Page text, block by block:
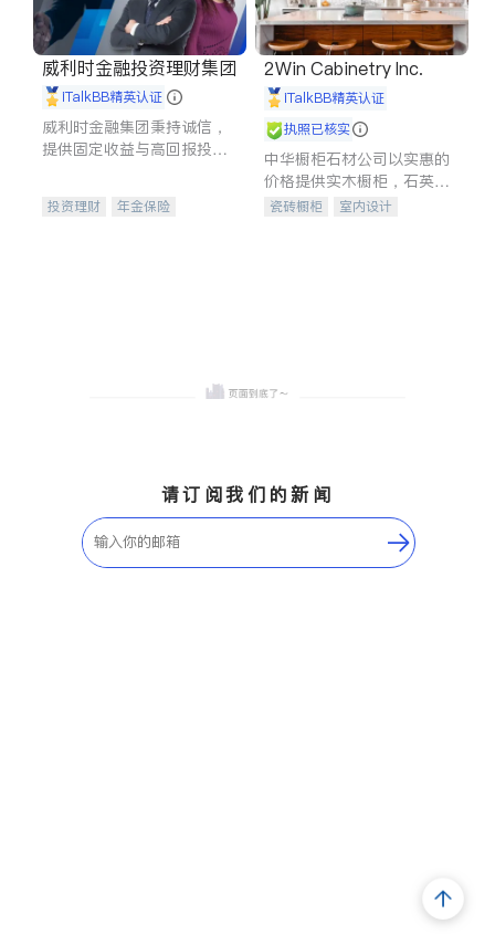
威利时金融投资理财集团
iTalkBB精英认证
威利时金融集团秉持诚信，
提供固定收益与高回报投资
合，助力客户实现目标
投资理财
年金保险
2Win Cabinetry Inc.
iTalkBB精英认证
执照已核实
中华橱柜石材公司以实惠的
价格提供实木橱柜，石英石
台面，多种优质不锈钢水
瓷砖橱柜
室内设计
请订阅我们的新闻